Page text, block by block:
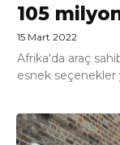
105
15 Mart 2022
Afrika'da araç
esnek